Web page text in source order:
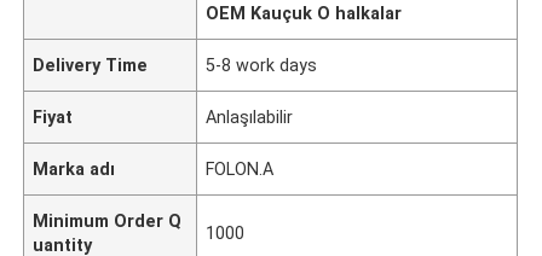
OEM Kauçuk O halkalar
Delivery Time 5-8 work days
Fiyat Anlaşılabilir
Marka adı FOLON.A
Minimum Order Q
uantity
1000